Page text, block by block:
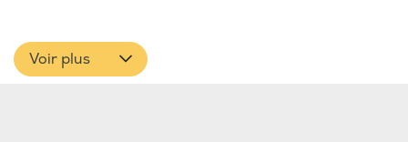
Voir plus